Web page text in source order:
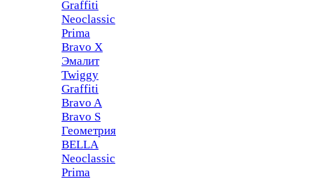
Graffiti
Neoclassic
Prima
Bravo X
Эмалит
Twiggy
Graffiti
Bravo A
Bravo S
Геометрия
BELLA
Neoclassic
Prima